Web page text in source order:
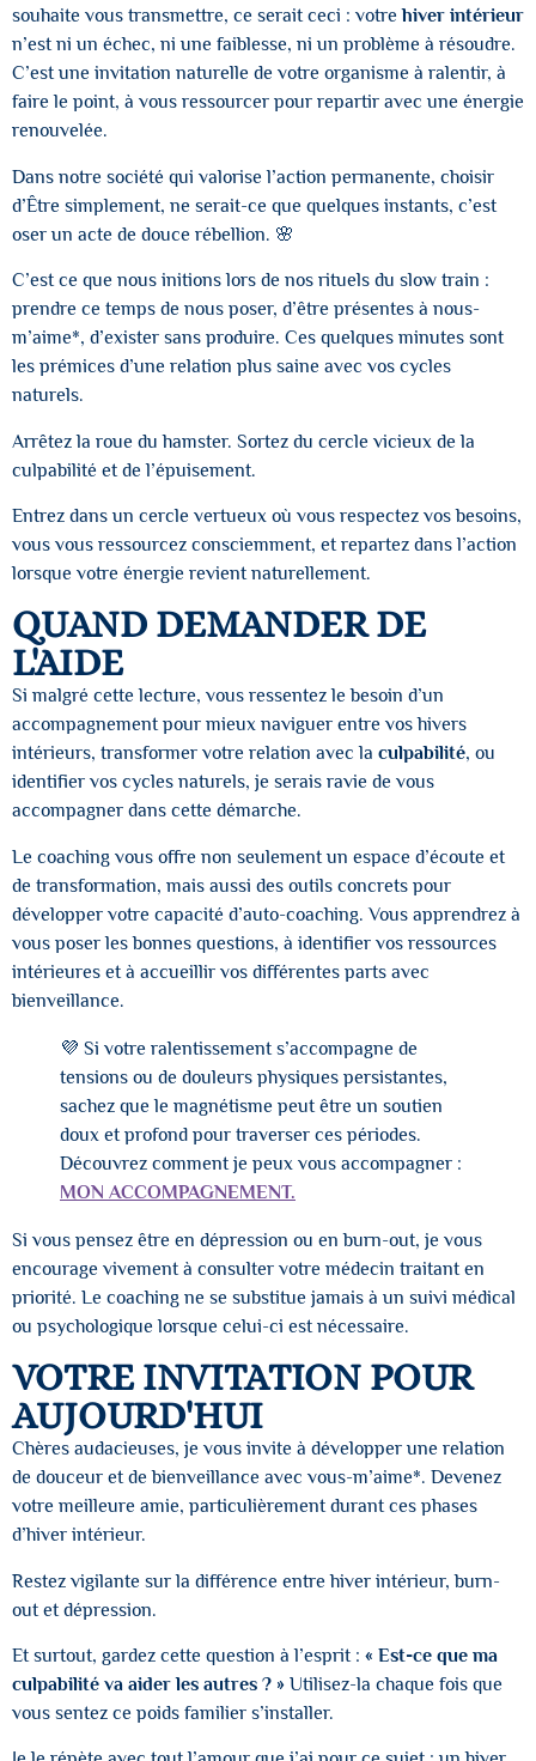
souhaite vous transmettre, ce serait ceci : votrehiver intérieur
n’est ni un échec, ni une faiblesse, ni un problème à résoudre.
C’est une invitation naturelle de votre organisme à ralentir, à
faire le point, à vous ressourcer pour repartir avec une énergie
renouvelée.
Dans notre société qui valorise l’action permanente, choisir
d’Être simplement, ne serait-ce que quelques instants, c’est
oser un acte de douce rébellion. 🌸
C’est ce que nous initions lors de nos rituels du slow train :
prendre ce temps de nous poser, d’être présentes à nous-
m’aime*, d’exister sans produire. Ces quelques minutes sont
les prémices d’une relation plus saine avec vos cycles
naturels.
Arrêtez la roue du hamster. Sortez du cercle vicieux de la
culpabilité et de l’épuisement.
Entrez dans un cercle vertueux où vous respectez vos besoins,
vous vous ressourcez consciemment, et repartez dans l’action
lorsque votre énergie revient naturellement.
QUAND DEMANDER DE
L'AIDE
Si malgré cette lecture, vous ressentez le besoin d’un
accompagnement pour mieux naviguer entre vos hivers
intérieurs, transformer votre relation avec la culpabilité, ou
identifier vos cycles naturels, je serais ravie de vous
accompagner dans cette démarche.
Le coaching vous offre non seulement un espace d’écoute et
de transformation, mais aussi des outils concrets pour
développer votre capacité d’auto-coaching. Vous apprendrez à
vous poser les bonnes questions, à identifier vos ressources
intérieures et à accueillir vos différentes parts avec
bienveillance.
💜 Si votre ralentissement s’accompagne de
tensions ou de douleurs physiques persistantes,
sachez que le magnétisme peut être un soutien
doux et profond pour traverser ces périodes.
Découvrez comment je peux vous accompagner :
MON ACCOMPAGNEMENT.
Si vous pensez être en dépression ou en burn-out, je vous
encourage vivement à consulter votre médecin traitant en
priorité. Le coaching ne se substitue jamais à un suivi médical
ou psychologique lorsque celui-ci est nécessaire.
VOTRE INVITATION POUR
AUJOURD'HUI
Chères audacieuses, je vous invite à développer une relation
de douceur et de bienveillance avec vous-m’aime*. Devenez
votre meilleure amie, particulièrement durant ces phases
d’hiver intérieur.
Restez vigilante sur la différence entre hiver intérieur, burn-
out et dépression.
Et surtout, gardez cette question à l’esprit : « Est-ce que ma
culpabilité va aider les autres ? » Utilisez-la chaque fois que
vous sentez ce poids familier s’installer.